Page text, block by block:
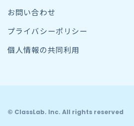
お問い合わせ
プライバシーポリシー
個人情報の共同利用
© ClassLab. Inc. All rights reserved